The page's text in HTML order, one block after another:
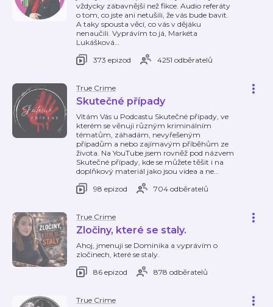
vždycky zábavnější než fikce. Audio referáty
o tom, co jste ani netušili, že vás bude bavit.
A taky spousta věcí, co vás v dějáku
nenaučili. Vyprávím to já, Markéta
Lukášková…
373 epizod
4251 odběratelů
True Crime
Skutečné případy
Vítám Vás u Podcastu Skutečné případy, ve
kterém se věnuji různým kriminálním
tématům, záhadám, nevyřešeným
případům a nebo zajímavým příběhům ze
života. Na YouTube jsem rovněž pod názvem
Skutečné případy, kde se můžete těšit i na
doplňkový materiál jako jsou videa a ne…
98 epizod
704 odběratelů
True Crime
Zločiny, které se staly.
Ahoj, jmenuji se Dominika a vyprávím o
zločinech, které se staly.
86 epizod
878 odběratelů
True Crime